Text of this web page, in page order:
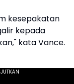
kesepakatan
kepada
kata Vance.